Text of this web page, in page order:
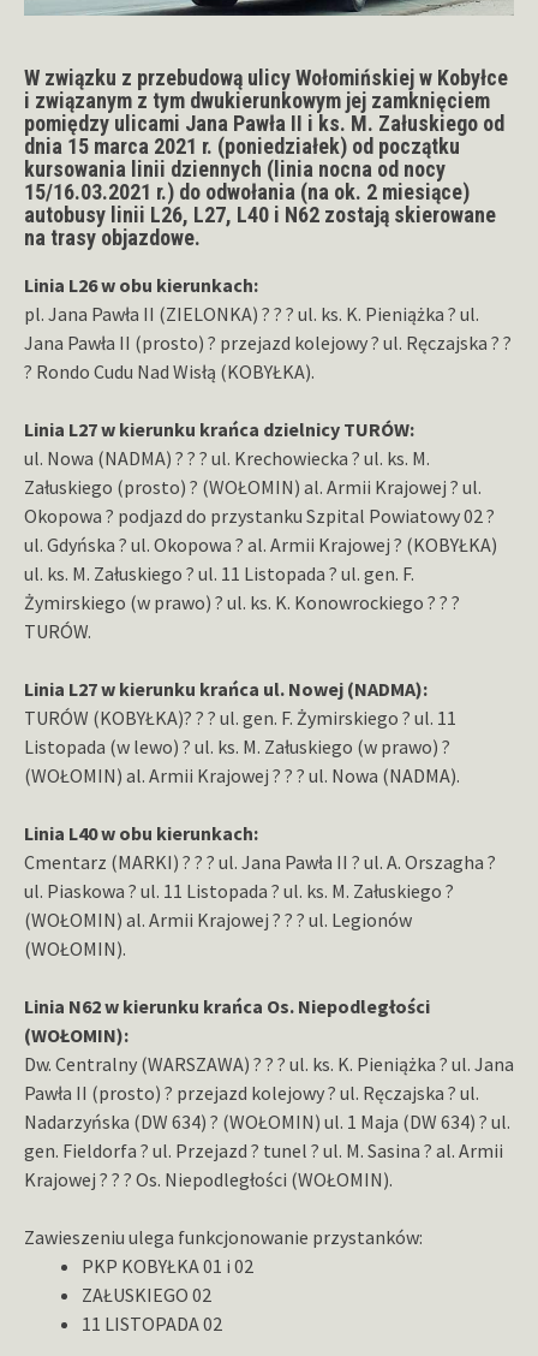
W związku z przebudową ulicy Wołomińskiej w Kobyłce
i związanym z tym dwukierunkowym jej zamknięciem
pomiędzy ulicami Jana Pawła II i ks. M. Załuskiego od
dnia 15 marca 2021 r. (poniedziałek) od początku
kursowania linii dziennych (linia nocna od nocy
15/16.03.2021 r.) do odwołania (na ok. 2 miesiące)
autobusy linii L26, L27, L40 i N62 zostają skierowane
na trasy objazdowe.
Linia L26 w obu kierunkach:
pl. Jana Pawła II (ZIELONKA) ? ? ? ul. ks. K. Pieniążka ? ul.
Jana Pawła II (prosto) ? przejazd kolejowy ? ul. Ręczajska ? ?
? Rondo Cudu Nad Wisłą (KOBYŁKA).
Linia L27 w kierunku krańca dzielnicy TURÓW:
ul. Nowa (NADMA) ? ? ? ul. Krechowiecka ? ul. ks. M.
Załuskiego (prosto) ? (WOŁOMIN) al. Armii Krajowej ? ul.
Okopowa ? podjazd do przystanku Szpital Powiatowy 02 ?
ul. Gdyńska ? ul. Okopowa ? al. Armii Krajowej ? (KOBYŁKA)
ul. ks. M. Załuskiego ? ul. 11 Listopada ? ul. gen. F.
Żymirskiego (w prawo) ? ul. ks. K. Konowrockiego ? ? ?
TURÓW.
Linia L27 w kierunku krańca ul. Nowej (NADMA):
TURÓW (KOBYŁKA)? ? ? ul. gen. F. Żymirskiego ? ul. 11
Listopada (w lewo) ? ul. ks. M. Załuskiego (w prawo) ?
(WOŁOMIN) al. Armii Krajowej ? ? ? ul. Nowa (NADMA).
Linia L40 w obu kierunkach:
Cmentarz (MARKI) ? ? ? ul. Jana Pawła II ? ul. A. Orszagha ?
ul. Piaskowa ? ul. 11 Listopada ? ul. ks. M. Załuskiego ?
(WOŁOMIN) al. Armii Krajowej ? ? ? ul. Legionów
(WOŁOMIN).
Linia N62 w kierunku krańca Os. Niepodległości
(WOŁOMIN):
Dw. Centralny (WARSZAWA) ? ? ? ul. ks. K. Pieniążka ? ul. Jana
Pawła II (prosto) ? przejazd kolejowy ? ul. Ręczajska ? ul.
Nadarzyńska (DW 634) ? (WOŁOMIN) ul. 1 Maja (DW 634) ? ul.
gen. Fieldorfa ? ul. Przejazd ? tunel ? ul. M. Sasina ? al. Armii
Krajowej ? ? ? Os. Niepodległości (WOŁOMIN).
Zawieszeniu ulega funkcjonowanie przystanków:
PKP KOBYŁKA 01 i 02
ZAŁUSKIEGO 02
11 LISTOPADA 02